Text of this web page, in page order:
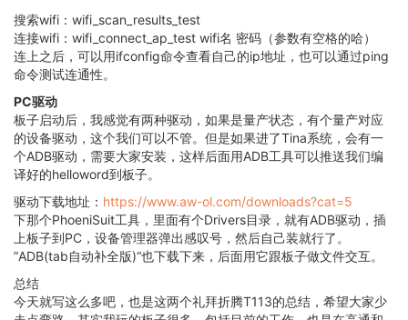
搜索wifi：wifi_scan_results_test
连接wifi：wifi_connect_ap_test wifi名 密码（参数有空格的哈）
连上之后，可以用ifconfig命令查看自己的ip地址，也可以通过ping
命令测试连通性。
PC驱动
板子启动后，我感觉有两种驱动，如果是量产状态，有个量产对应
的设备驱动，这个我们可以不管。但是如果进了Tina系统，会有一
个ADB驱动，需要大家安装，这样后面用ADB工具可以推送我们编
译好的helloword到板子。
驱动下载地址： https://www.aw-ol.com/downloads?cat=5
下那个PhoeniSuit工具，里面有个Drivers目录，就有ADB驱动，插
上板子到PC，设备管理器弹出感叹号，然后自己装就行了。
”ADB(tab自动补全版)“也下载下来，后面用它跟板子做文件交互。
总结
今天就写这么多吧，也是这两个礼拜折腾T113的总结，希望大家少